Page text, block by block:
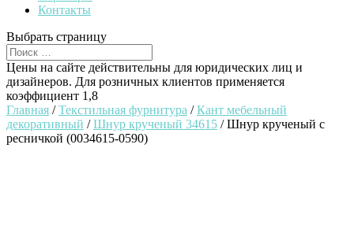
Контакты
Выбрать страницу
Цены на сайте действительны для юридических лиц и
дизайнеров. Для розничных клиентов применяется
коэффициент 1,8
Главная /Текстильная фурнитура /Кант мебельный
декоративный /Шнур крученый 34615 / Шнур крученый с
ресничкой (0034615-0590)